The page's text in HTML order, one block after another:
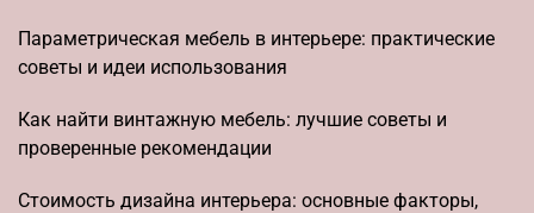
Параметрическая мебель в интерьере: практические
советы и идеи использования
Как найти винтажную мебель: лучшие советы и
проверенные рекомендации
Стоимость дизайна интерьера: основные факторы,